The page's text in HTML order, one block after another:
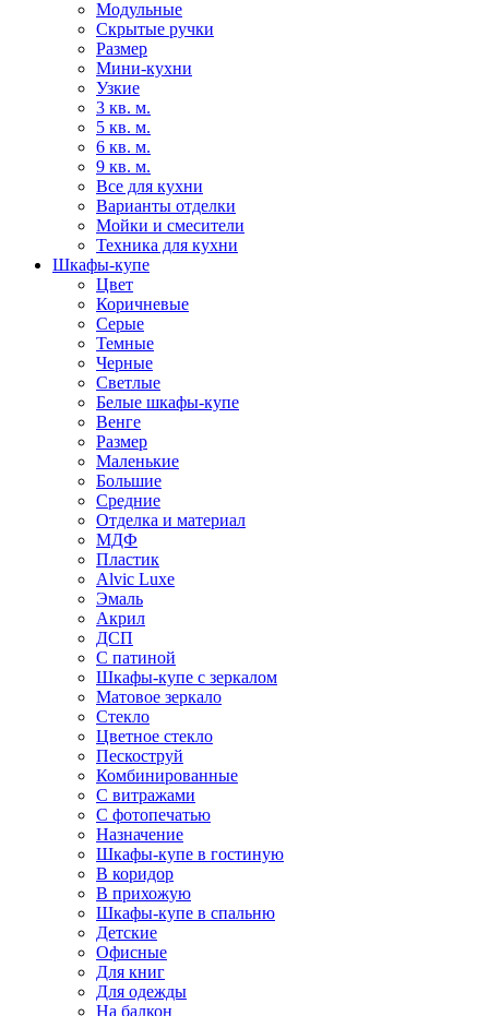
Модульные
Скрытые ручки
Размер
Мини-кухни
Узкие
3 кв. м.
5 кв. м.
6 кв. м.
9 кв. м.
Все для кухни
Варианты отделки
Мойки и смесители
Техника для кухни
Шкафы-купе
Цвет
Коричневые
Серые
Темные
Черные
Светлые
Белые шкафы-купе
Венге
Размер
Маленькие
Большие
Средние
Отделка и материал
МДФ
Пластик
Alvic Luxe
Эмаль
Акрил
ДСП
С патиной
Шкафы-купе с зеркалом
Матовое зеркало
Стекло
Цветное стекло
Пескоструй
Комбинированные
С витражами
С фотопечатью
Назначение
Шкафы-купе в гостиную
В коридор
В прихожую
Шкафы-купе в спальню
Детские
Офисные
Для книг
Для одежды
На балкон